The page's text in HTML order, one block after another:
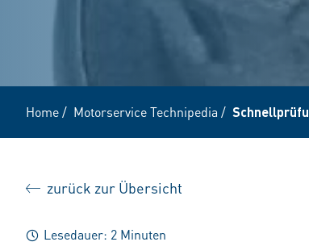
Home/ Motorservice Technipedia /
zurück zur Übersicht
Lesedauer: 2 Minuten